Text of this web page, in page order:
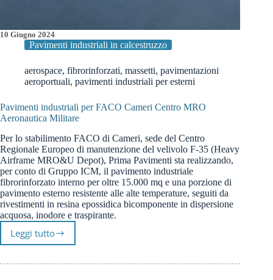
10 Giugno 2024
Pavimenti industriali in calcestruzzo
aerospace, fibrorinforzati, massetti, pavimentazioni
aeroportuali, pavimenti industriali per esterni
Pavimenti industriali per FACO Cameri Centro MRO
Aeronautica Militare
Per lo stabilimento FACO di Cameri, sede del Centro
Regionale Europeo di manutenzione del velivolo F-35 (Heavy
Airframe MRO&U Depot), Prima Pavimenti sta realizzando,
per conto di Gruppo ICM, il pavimento industriale
fibrorinforzato interno per oltre 15.000 mq e una porzione di
pavimento esterno resistente alle alte temperature, seguiti da
rivestimenti in resina epossidica bicomponente in dispersione
acquosa, inodore e traspirante.
Leggi tuttoPavimenti
per